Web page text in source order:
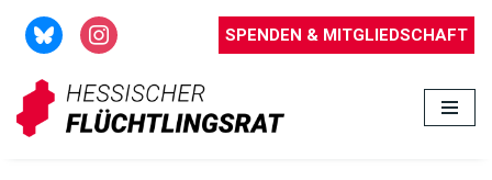
Zum
Inhalt
springen
SPENDEN & MITGLIEDSCHAFT